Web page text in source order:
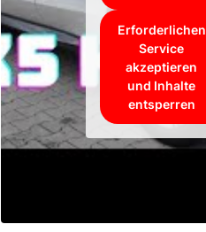
Erforderlichen
Service
akzeptieren
und Inhalte
entsperren